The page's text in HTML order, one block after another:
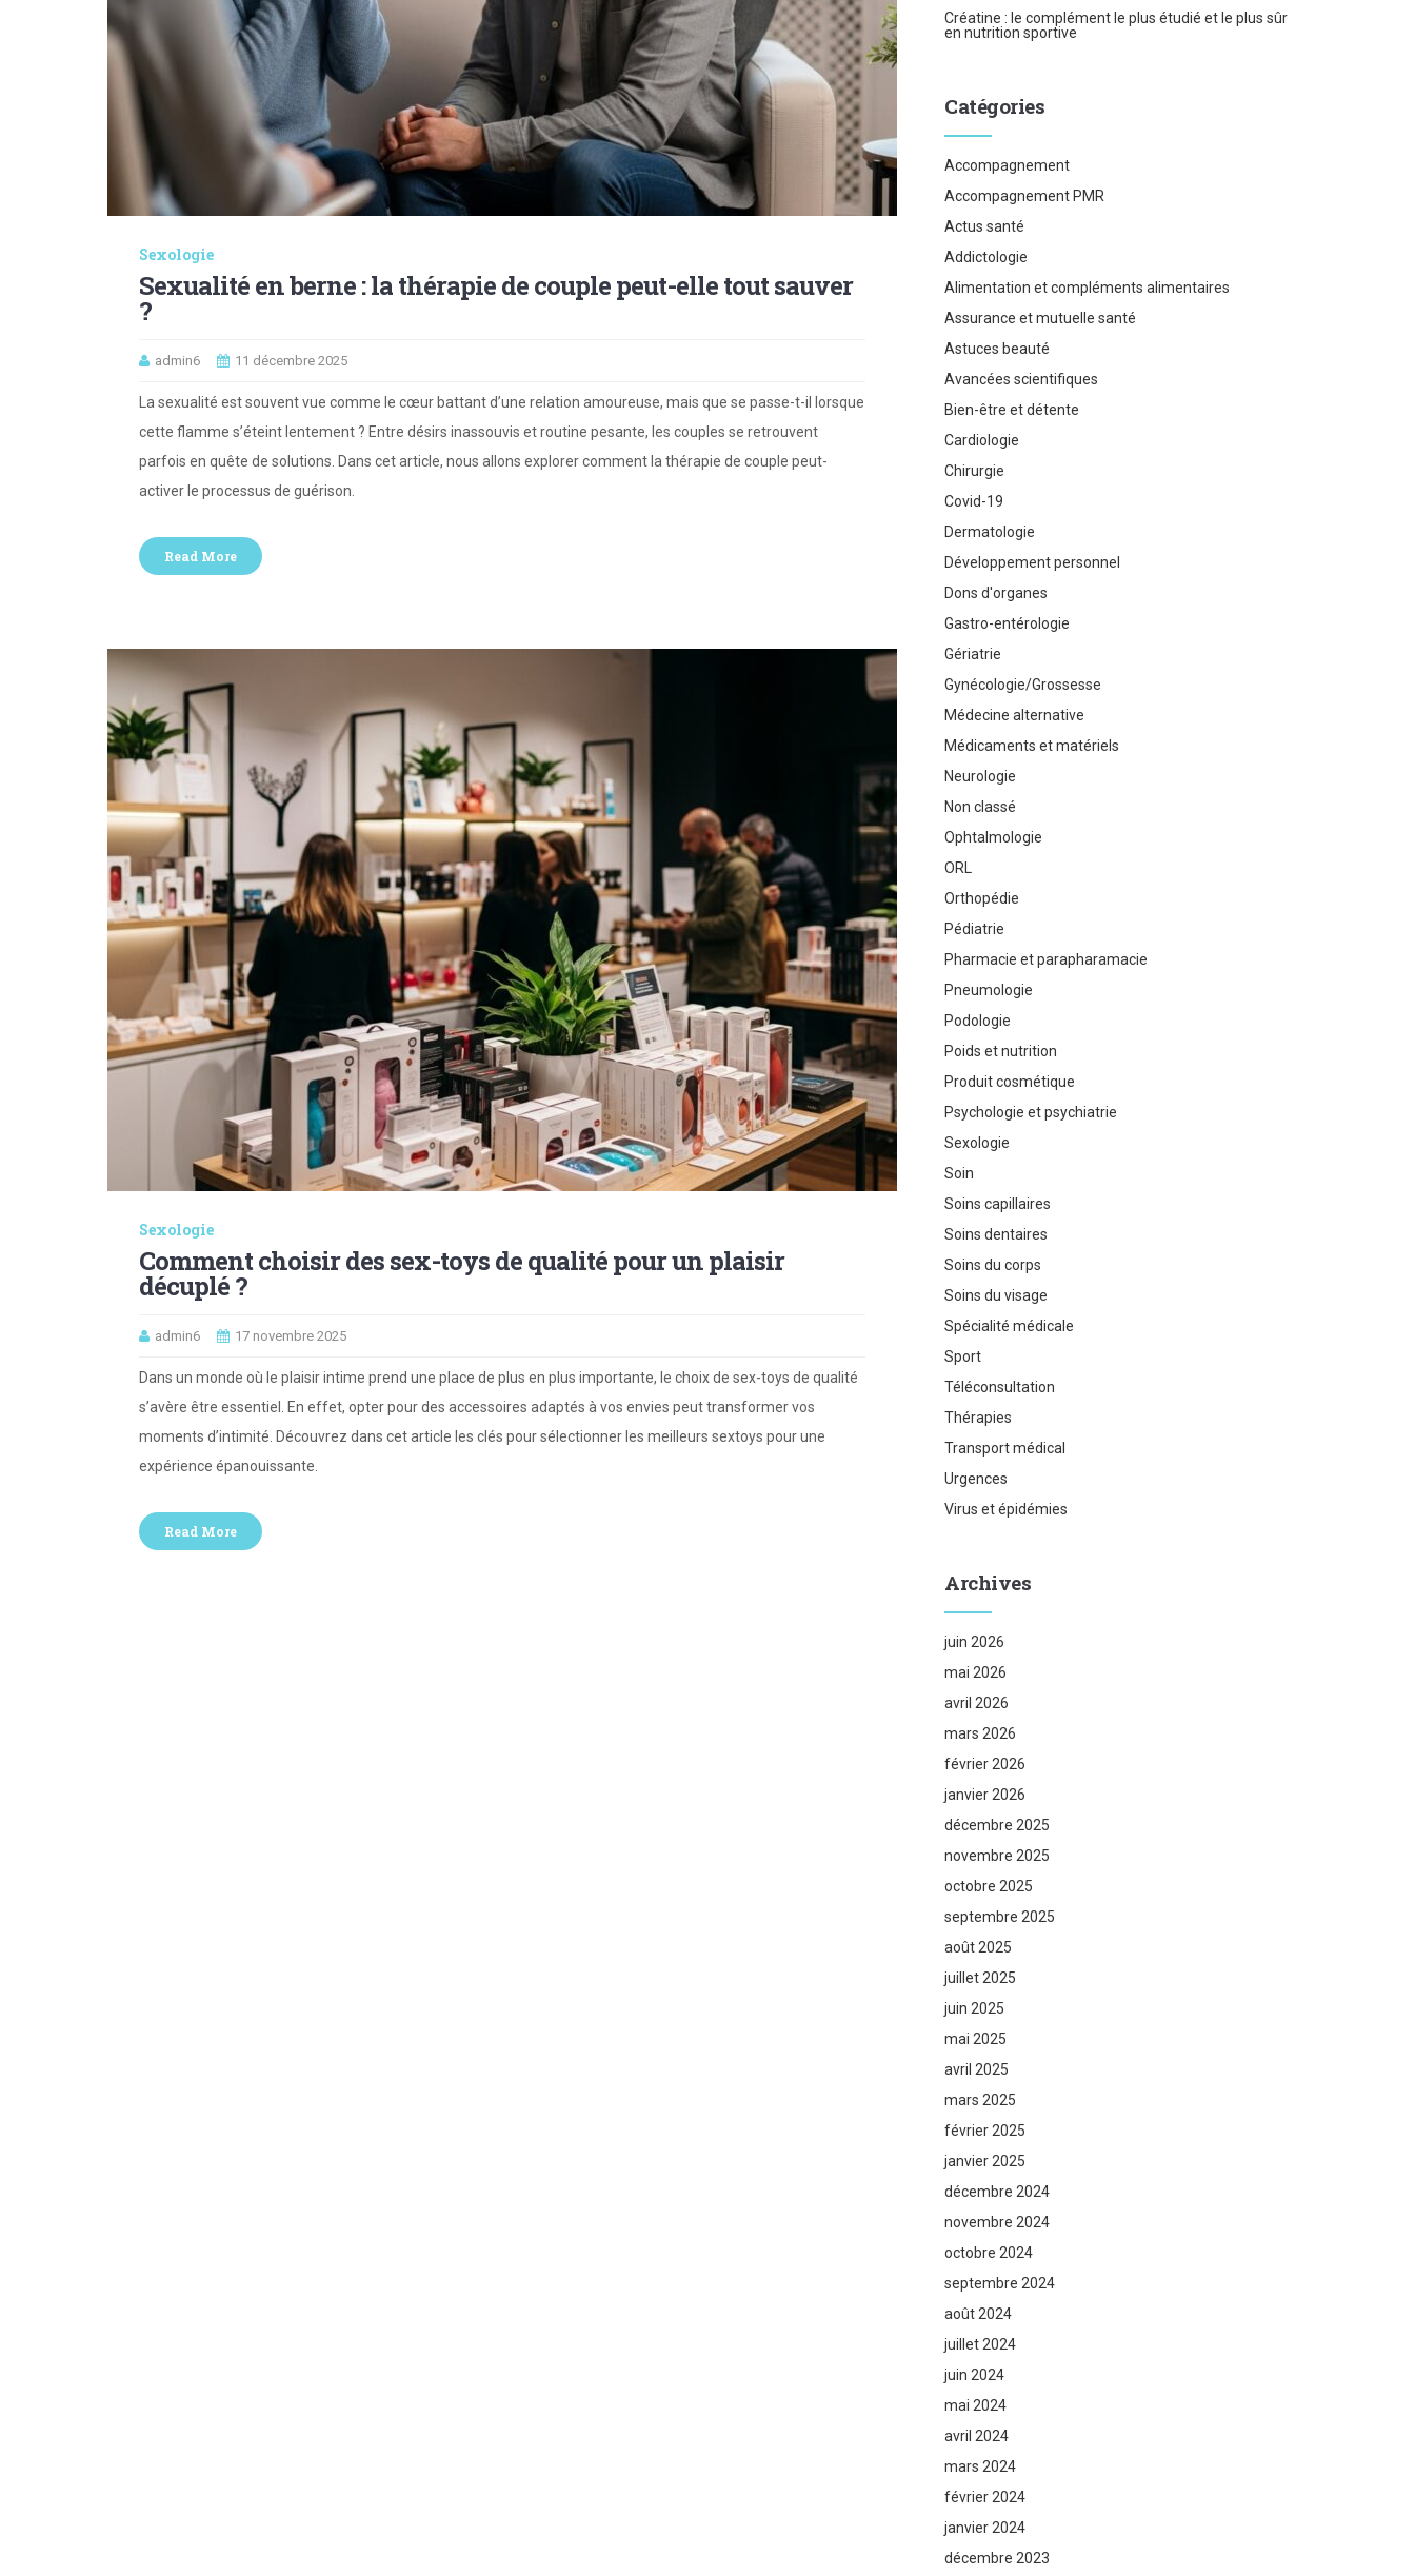
Sexologie
Sexualité en berne : la thérapie de couple peut-elle tout sauver
?
admin6 11 décembre 2025
La sexualité est souvent vue comme le cœur battant d’une relation amoureuse, mais que se passe-t-il lorsque
cette flamme s’éteint lentement ? Entre désirs inassouvis et routine pesante, les couples se retrouvent
parfois en quête de solutions. Dans cet article, nous allons explorer comment la thérapie de couple peut-
activer le processus de guérison.
Read More
Sexologie
Comment choisir des sex-toys de qualité pour un plaisir
décuplé ?
admin6 17 novembre 2025
Dans un monde où le plaisir intime prend une place de plus en plus importante, le choix de sex-toys de qualité
s’avère être essentiel. En effet, opter pour des accessoires adaptés à vos envies peut transformer vos
moments d’intimité. Découvrez dans cet article les clés pour sélectionner les meilleurs sextoys pour une
expérience épanouissante.
Read More
Créatine : le complément le plus étudié et le plus sûr
en nutrition sportive
Catégories
Accompagnement
Accompagnement PMR
Actus santé
Addictologie
Alimentation et compléments alimentaires
Assurance et mutuelle santé
Astuces beauté
Avancées scientifiques
Bien-être et détente
Cardiologie
Chirurgie
Covid-19
Dermatologie
Développement personnel
Dons d'organes
Gastro-entérologie
Gériatrie
Gynécologie/Grossesse
Médecine alternative
Médicaments et matériels
Neurologie
Non classé
Ophtalmologie
ORL
Orthopédie
Pédiatrie
Pharmacie et parapharamacie
Pneumologie
Podologie
Poids et nutrition
Produit cosmétique
Psychologie et psychiatrie
Sexologie
Soin
Soins capillaires
Soins dentaires
Soins du corps
Soins du visage
Spécialité médicale
Sport
Téléconsultation
Thérapies
Transport médical
Urgences
Virus et épidémies
Archives
juin 2026
mai 2026
avril 2026
mars 2026
février 2026
janvier 2026
décembre 2025
novembre 2025
octobre 2025
septembre 2025
août 2025
juillet 2025
juin 2025
mai 2025
avril 2025
mars 2025
février 2025
janvier 2025
décembre 2024
novembre 2024
octobre 2024
septembre 2024
août 2024
juillet 2024
juin 2024
mai 2024
avril 2024
mars 2024
février 2024
janvier 2024
décembre 2023